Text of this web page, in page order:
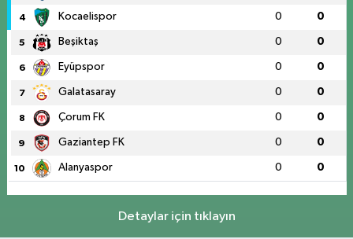
4 Kocaelispor 0 0
5 Beşiktaş 0 0
6 Eyüpspor 0 0
7 Galatasaray 0 0
8 Çorum FK 0 0
9 Gaziantep FK 0 0
10 Alanyaspor 0 0
Detaylar için tıklayın